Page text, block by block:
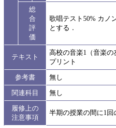
総
合
評
価
歌唱テスト50% カノ
とする．
テキスト
高校の音楽1（音楽の
プリント
参考書
無し
関連科目
無し
履修上の
注意事項
半期の授業の間に1